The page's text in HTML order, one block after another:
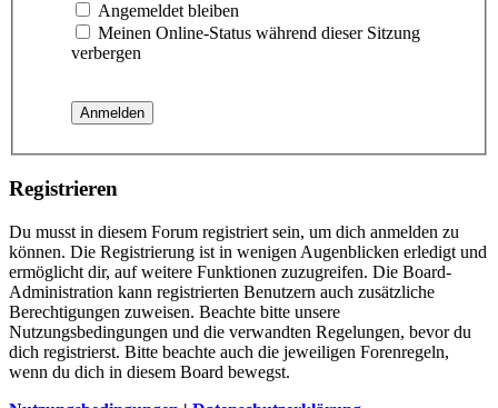
Angemeldet bleiben
Meinen Online-Status während dieser Sitzung
verbergen
Registrieren
Du musst in diesem Forum registriert sein, um dich anmelden zu
können. Die Registrierung ist in wenigen Augenblicken erledigt und
ermöglicht dir, auf weitere Funktionen zuzugreifen. Die Board-
Administration kann registrierten Benutzern auch zusätzliche
Berechtigungen zuweisen. Beachte bitte unsere
Nutzungsbedingungen und die verwandten Regelungen, bevor du
dich registrierst. Bitte beachte auch die jeweiligen Forenregeln,
wenn du dich in diesem Board bewegst.